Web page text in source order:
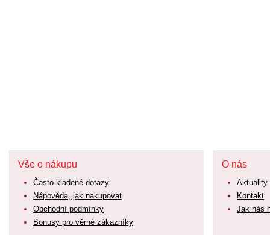
Vše o nákupu
Často kladené dotazy
Nápověda, jak nakupovat
Obchodní podmínky
Bonusy pro věrné zákazníky
O nás
Aktuality
Kontakt
Jak nás